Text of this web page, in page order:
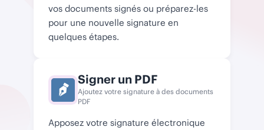
vos documents signés ou préparez-les
pour une nouvelle signature en
quelques étapes.
Signer un PDF
Ajoutez votre signature à des documents
PDF
Apposez votre signature électronique